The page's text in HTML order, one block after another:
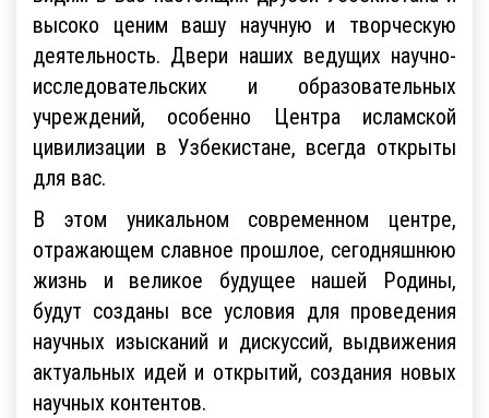
высоко ценим вашу научную и творческую
деятельность. Двери наших ведущих научно-
исследовательских и образовательных
учреждений, особенно Центра исламской
цивилизации в Узбекистане, всегда открыты
для вас.
В этом уникальном современном центре,
отражающем славное прошлое, сегодняшнюю
жизнь и великое будущее нашей Родины,
будут созданы все условия для проведения
научных изысканий и дискуссий, выдвижения
актуальных идей и открытий, создания новых
научных контентов.